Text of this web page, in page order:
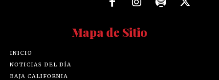
Mapa de Sitio
INICIO
NOTICIAS DEL DÍA
BAJA CALIFORNIA